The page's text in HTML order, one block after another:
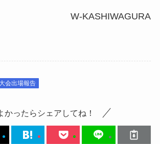
W-KASHIWAGURA
大会出場報告
かったらシェアしてね！